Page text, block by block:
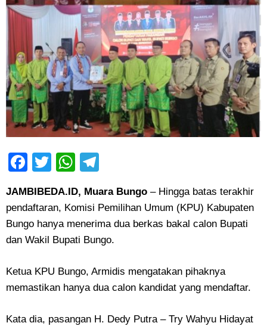
Facebook
TwitterWhatsApp
JAMBIBEDA.ID, Muara Bungo – Hingga batas terakhir
pendaftaran, Komisi Pemilihan Umum (KPU) Kabupaten
Bungo hanya menerima dua berkas bakal calon Bupati
dan Wakil Bupati Bungo.
Ketua KPU Bungo, Armidis mengatakan pihaknya
memastikan hanya dua calon kandidat yang mendaftar.
Kata dia, pasangan H. Dedy Putra – Try Wahyu Hidayat